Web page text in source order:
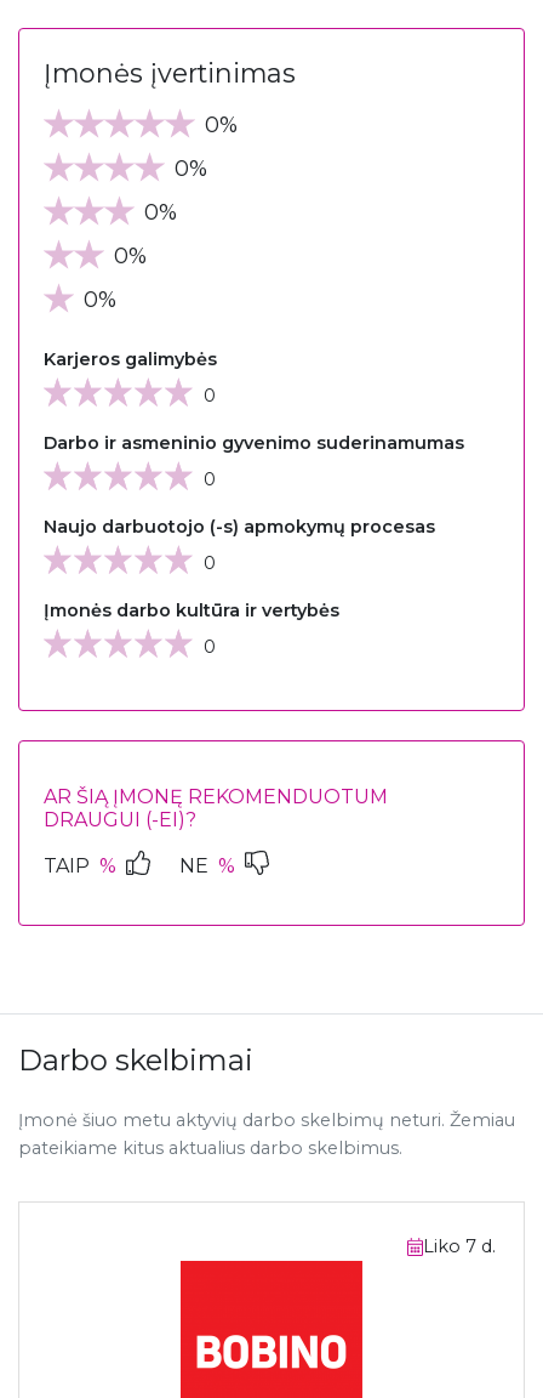
Įmonės įvertinimas
0%
0%
0%
0%
0%
Karjeros galimybės
0
Darbo ir asmeninio gyvenimo suderinamumas
0
Naujo darbuotojo (-s) apmokymų procesas
0
Įmonės darbo kultūra ir vertybės
0
AR ŠIĄ ĮMONĘ REKOMENDUOTUM
DRAUGUI (-EI)?
TAIP % NE %
Darbo skelbimai
Įmonė šiuo metu aktyvių darbo skelbimų neturi. Žemiau
pateikiame kitus aktualius darbo skelbimus.
Liko 7 d.